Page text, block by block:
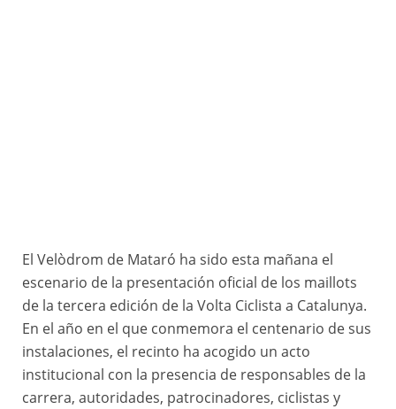
© Sergi Campdelacreu Mogas
El Velòdrom de Mataró ha sido esta mañana el
escenario de la presentación oficial de los maillots
de la tercera edición de la Volta Ciclista a Catalunya.
En el año en el que conmemora el centenario de sus
instalaciones, el recinto ha acogido un acto
institucional con la presencia de responsables de la
carrera, autoridades, patrocinadores, ciclistas y